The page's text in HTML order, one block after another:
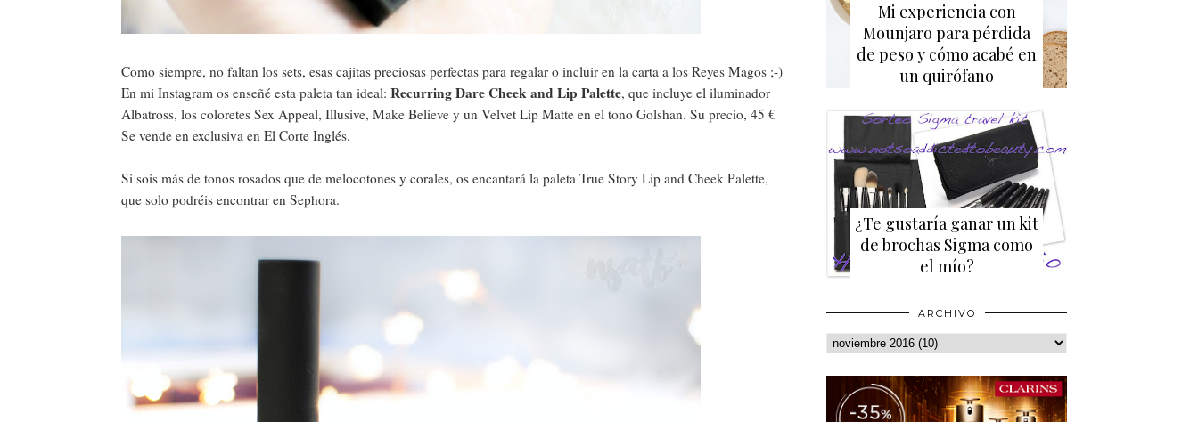
Como siempre, no faltan los sets, esas cajitas preciosas perfectas para regalar o incluir en la carta a los Reyes Magos ;-)
En mi Instagram os enseñé esta paleta tan ideal: Recurring Dare Cheek and Lip Palette, que incluye el iluminador
Albatross, los coloretes Sex Appeal, Illusive, Make Believe y un Velvet Lip Matte en el tono Golshan. Su precio, 45 €
Se vende en exclusiva en El Corte Inglés.
Si sois más de tonos rosados que de melocotones y corales, os encantará la paleta True Story Lip and Cheek Palette,
que solo podréis encontrar en Sephora.
Mi experiencia con
Mounjaro para pérdida
de peso y cómo acabé en
un quirófano
¿Te gustaría ganar un kit
de brochas Sigma como
el mío?
ARCHIVO